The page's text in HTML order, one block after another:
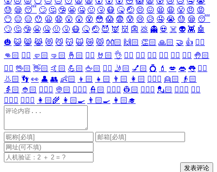
😓 😪 😴 🙄 🤔 🤥 😬 🤐 🤢 🤧 😷 🤒 🤕 😣 😖 😫 😩 😤 😠 😡
😶 😐 😑 😯 😦 😧 😮 😲 😵 😳 😱 😨 😰 😢 😥 🤤 😭 😓 😪 😴
🙄 🤔 🤥 😬 🤐 🤢 🤧 😷 🤒 🤕 😈 👿 👹 👺 💩 👻 💀 ☠️ 👽 👾 🤖
🎃 😺 😸 😹 😻 😼 😽 🙀 😿 😾 👐🏻 🙌🏻 👏🏻 🙏🏻 🤝 👍 👎🏻
👊🏻 ✊🏻 🤛🏻 🤜🏻 🤞🏻 ✌🏻 🤘🏻 👌 👈🏻 👉🏻 👆🏻 👇🏻 ☝🏻 ✋🏻 🤚🏻
🖐🏻 🖖🏻 👋🏻 🤙🏻 💪🏻 🖕🏻 ✍🏻 🤳🏻 💅🏻 💍 💄 💋 👄 👅 👂🏻
👃🏻 👣 👀 👤 👥 👶🏻 👦🏻 👧🏻 👨🏻 👩🏻 👱🏻‍♀️ 👱🏻
👴🏻
👵🏻 👲🏻 👳🏻‍♀️ 👳🏻 👮🏻‍♀️ 👮🏻 👷🏻‍♀️ 👷🏻 💂🏻‍♀️ 💂🏻 🕵🏻‍♀️ 🕵🏻
👩🏻‍⚕️ 👨🏻‍⚕️ 👩🏻‍🌾 👩🏻‍🍳 👨🏻‍🍳 👩🏻‍🎓